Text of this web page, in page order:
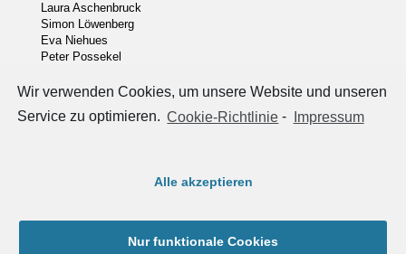
Wir verwenden Cookies, um unsere Website und unseren
Service zu optimieren. Cookie-Richtlinie - Impressum
Alle akzeptieren
Nur funktionale Cookies
Laura Aschenbruck
Simon Löwenberg
Eva Niehues
Peter Possekel
Rechtliches
Datenschutzerklärung